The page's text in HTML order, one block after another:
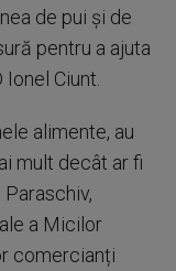
de pui și de
pentru a ajuta
Ciunt.
alimente, au
mult decât ar fi
a Micilor
comercianți